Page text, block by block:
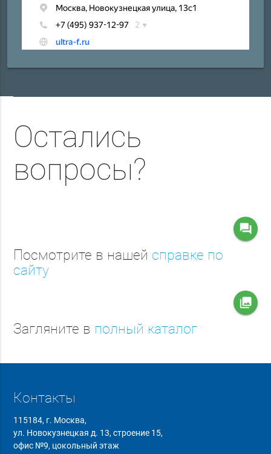
Остались
вопросы?
question_answer
Посмотрите в нашей справке по
сайту
collections
Загляните в полный каталог
Контакты
115184, г. Москва,
ул. Новокузнецкая д. 13, строение 15,
офис №9, цокольный этаж